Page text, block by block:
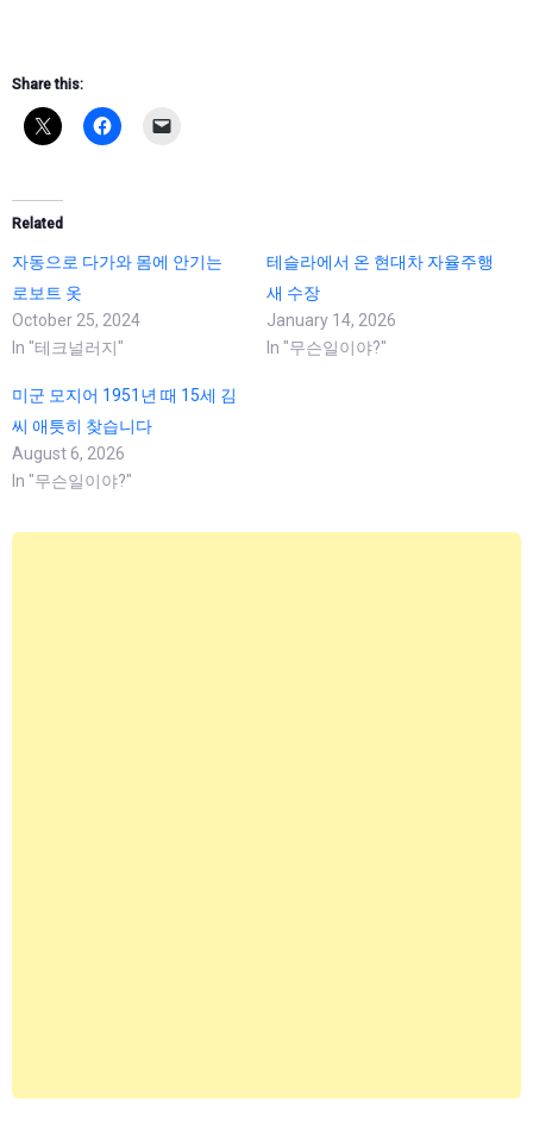
Share this:
Related
자동으로 다가와 몸에 안기는
로보트 옷
October 25, 2024
In "테크널러지"
테슬라에서 온 현대차 자율주행
새 수장
January 14, 2026
In "무슨일이야?"
미군 모지어 1951년 때 15세 김
씨 애틋히 찾습니다
August 6, 2026
In "무슨일이야?"